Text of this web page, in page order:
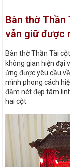
Bàn thờ
vẫn giữ được
Bàn thờ Thần Tài
không gian hiện đại
ứng được yêu cầu
mình phong cách
đậm nét đẹp tâm
hai cột.